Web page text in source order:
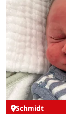
Schmidt